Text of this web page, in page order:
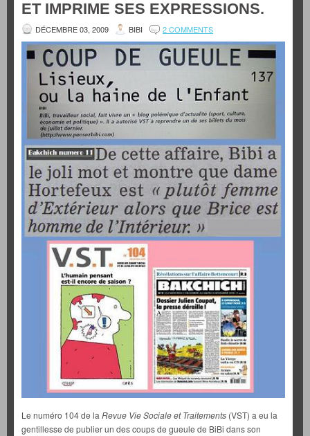
ET IMPRIME SES EXPRESSIONS.
DÉCEMBRE 03, 2009 BIBI 2 COMMENTS
Le numéro 104 de la Revue Vie Sociale et Traitements (VST) a eu la
gentillesse de publier un des coups de gueule de BiBi dans son